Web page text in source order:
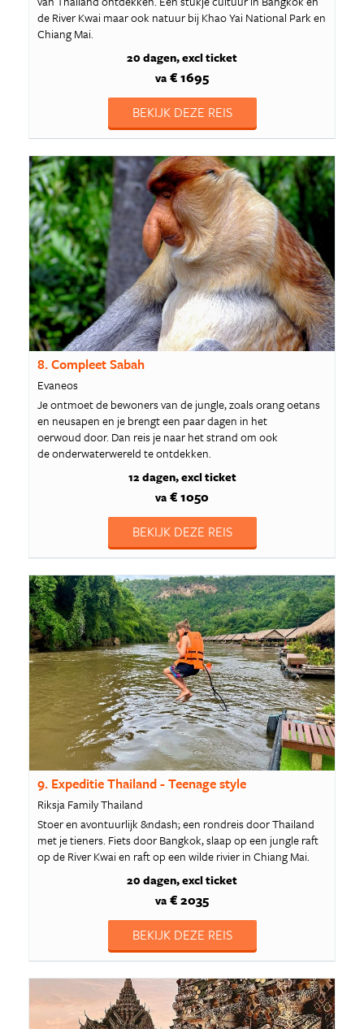
de River Kwai maar ook natuur bij Khao Yai National Park en
Chiang Mai.
20 dagen excl ticket
va € 1695
BEKIJK DEZE REIS
8. Compleet Sabah
Evaneos
Je ontmoet de bewoners van de jungle, zoals orang oetans
en neusapen en je brengt een paar dagen in het
oerwoud door. Dan reis je naar het strand om ook
de onderwaterwereld te ontdekken.
12 dagen excl ticket
va € 1050
BEKIJK DEZE REIS
9. Expeditie Thailand - Teenage style
Riksja Family Thailand
Stoer en avontuurlijk &ndash; een rondreis door Thailand
met je tieners. Fiets door Bangkok, slaap op een jungle raft
op de River Kwai en raft op een wilde rivier in Chiang Mai.
20 dagen excl ticket
va € 2035
BEKIJK DEZE REIS